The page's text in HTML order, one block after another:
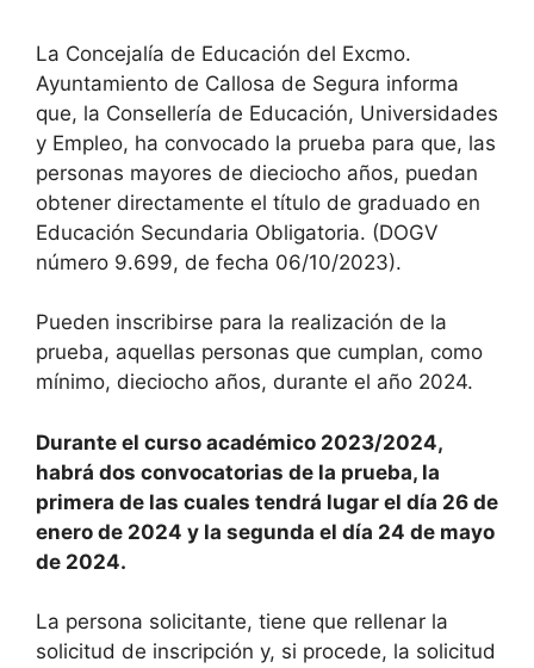
La Concejalía de Educación del Excmo.
Ayuntamiento de Callosa de Segura informa
que, la Consellería de Educación, Universidades
y Empleo, ha convocado la prueba para que, las
personas mayores de dieciocho años, puedan
obtener directamente el título de graduado en
Educación Secundaria Obligatoria. (DOGV
número 9.699, de fecha 06/10/2023).
Pueden inscribirse para la realización de la
prueba, aquellas personas que cumplan, como
mínimo, dieciocho años, durante el año 2024.
Durante el curso académico 2023/2024,
habrá dos convocatorias de la prueba, la
primera de las cuales tendrá lugar el día 26 de
enero de 2024 y la segunda el día 24 de mayo
de 2024.
La persona solicitante, tiene que rellenar la
solicitud de inscripción y, si procede, la solicitud